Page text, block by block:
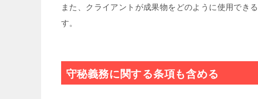
また、クライアントが成果物をどのように使用でき
す。
守秘義務に関する条項も含める